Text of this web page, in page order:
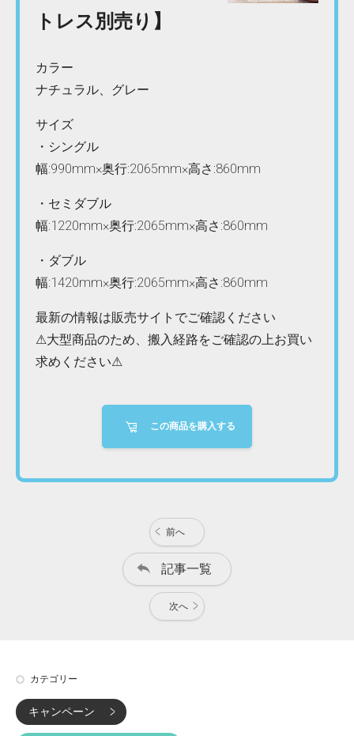
トレス別売り】
カラー
ナチュラル、グレー
サイズ
・シングル
幅:990mm×奥行:2065mm×高さ:860mm
・セミダブル
幅:1220mm×奥行:2065mm×高さ:860mm
・ダブル
幅:1420mm×奥行:2065mm×高さ:860mm
最新の情報は販売サイトでご確認ください
⚠大型商品のため、搬入経路をご確認の上お買い
求めください⚠
この商品を購入する
前へ
記事一覧
次へ
カテゴリー
キャンペーン